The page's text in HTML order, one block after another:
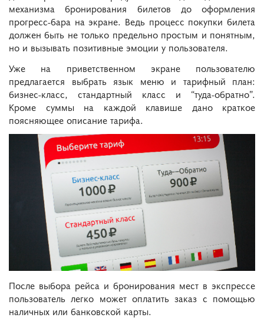
механизма бронирования билетов до оформления
прогресс-бара на экране. Ведь процесс покупки билета
должен быть не только предельно простым и понятным,
но и вызывать позитивные эмоции у пользователя.
Уже на приветственном экране пользователю
предлагается выбрать язык меню и тарифный план:
бизнес-класс, стандартный класс и “туда-обратно”.
Кроме суммы на каждой клавише дано краткое
поясняющее описание тарифа.
После выбора рейса и бронирования мест в экспрессе
пользователь легко может оплатить заказ с помощью
наличных или банковской карты.